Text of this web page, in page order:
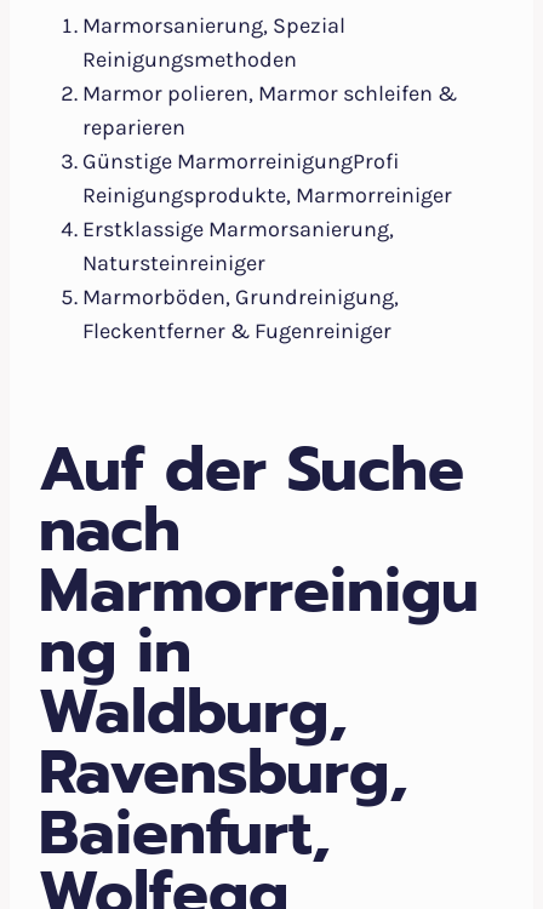
Marmorsanierung, Spezial
Reinigungsmethoden
Marmor polieren, Marmor schleifen &
reparieren
Günstige MarmorreinigungProfi
Reinigungsprodukte, Marmorreiniger
Erstklassige Marmorsanierung,
Natursteinreiniger
Marmorböden, Grundreinigung,
Fleckentferner & Fugenreiniger
Auf der Suche
nach
Marmorreinigu
ng in
Waldburg,
Ravensburg,
Baienfurt,